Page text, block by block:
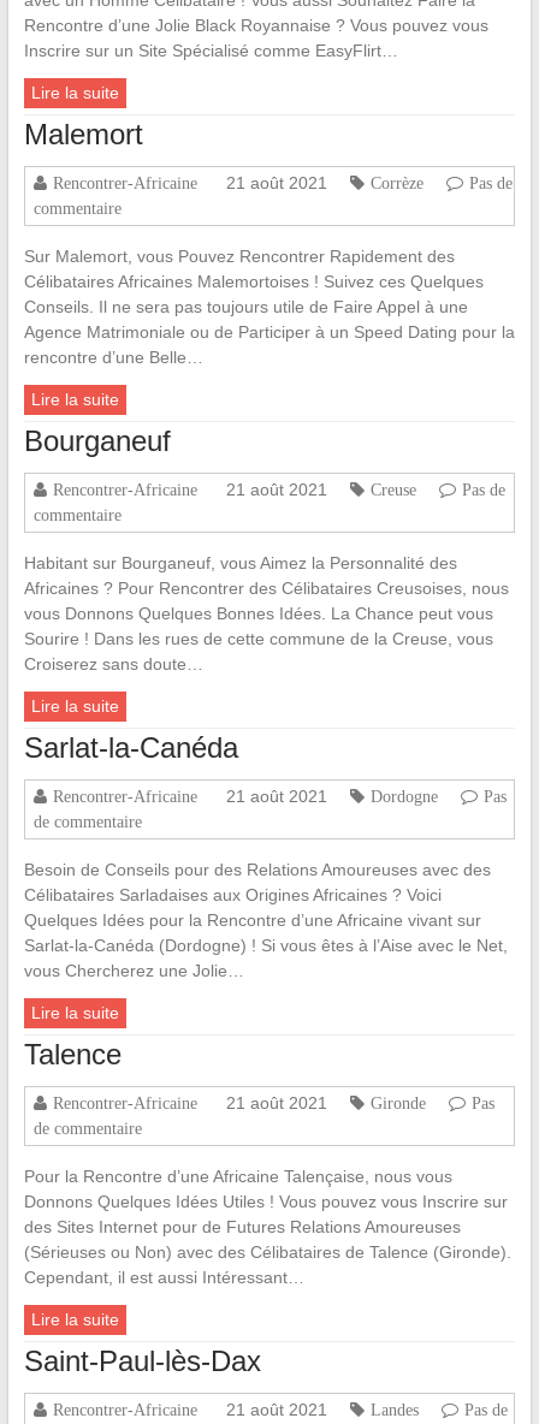
Rencontre d’une Jolie Black Royannaise ? Vous pouvez vous
Inscrire sur un Site Spécialisé comme EasyFlirt…
Lire la suite
Malemort
Rencontrer-Africaine 21 août 2021 Corrèze
Pas de
commentaire
Sur Malemort, vous Pouvez Rencontrer Rapidement des
Célibataires Africaines Malemortoises ! Suivez ces Quelques
Conseils. Il ne sera pas toujours utile de Faire Appel à une
Agence Matrimoniale ou de Participer à un Speed Dating pour la
rencontre d’une Belle…
Lire la suite
Bourganeuf
Rencontrer-Africaine 21 août 2021 Creuse
Pas de
commentaire
Habitant sur Bourganeuf, vous Aimez la Personnalité des
Africaines ? Pour Rencontrer des Célibataires Creusoises, nous
vous Donnons Quelques Bonnes Idées. La Chance peut vous
Sourire ! Dans les rues de cette commune de la Creuse, vous
Croiserez sans doute…
Lire la suite
Sarlat-la-Canéda
Rencontrer-Africaine 21 août 2021 Dordogne
Pas
de commentaire
Besoin de Conseils pour des Relations Amoureuses avec des
Célibataires Sarladaises aux Origines Africaines ? Voici
Quelques Idées pour la Rencontre d’une Africaine vivant sur
Sarlat-la-Canéda (Dordogne) ! Si vous êtes à l’Aise avec le Net,
vous Chercherez une Jolie…
Lire la suite
Talence
Rencontrer-Africaine 21 août 2021 Gironde
Pas
de commentaire
Pour la Rencontre d’une Africaine Talençaise, nous vous
Donnons Quelques Idées Utiles ! Vous pouvez vous Inscrire sur
des Sites Internet pour de Futures Relations Amoureuses
(Sérieuses ou Non) avec des Célibataires de Talence (Gironde).
Cependant, il est aussi Intéressant…
Lire la suite
Saint-Paul-lès-Dax
Rencontrer-Africaine 21 août 2021 Landes
Pas de